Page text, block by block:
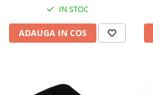
IN STOC
ADAUGA IN COS